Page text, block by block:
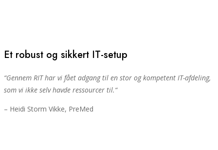
Et robust og sikkert IT-setup
“Gennem RIT har vi fået adgang til en stor og kompetent IT-afdeling,
som vi ikke selv havde ressourcer til.“
– Heidi Storm Vikke, PreMed